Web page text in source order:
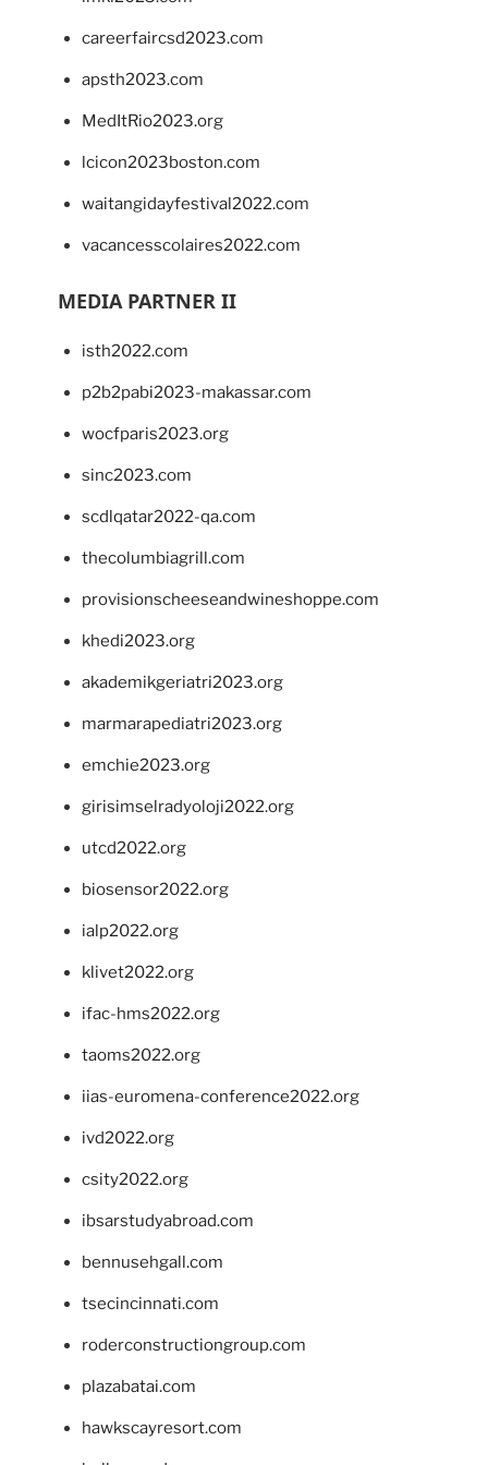
careerfaircsd2023.com
apsth2023.com
MedItRio2023.org
lcicon2023boston.com
waitangidayfestival2022.com
vacancesscolaires2022.com
MEDIA PARTNER II
isth2022.com
p2b2pabi2023-makassar.com
wocfparis2023.org
sinc2023.com
scdlqatar2022-qa.com
thecolumbiagrill.com
provisionscheeseandwineshoppe.com
khedi2023.org
akademikgeriatri2023.org
marmarapediatri2023.org
emchie2023.org
girisimselradyoloji2022.org
utcd2022.org
biosensor2022.org
ialp2022.org
klivet2022.org
ifac-hms2022.org
taoms2022.org
iias-euromena-conference2022.org
ivd2022.org
csity2022.org
ibsarstudyabroad.com
bennusehgall.com
tsecincinnati.com
roderconstructiongroup.com
plazabatai.com
hawkscayresort.com